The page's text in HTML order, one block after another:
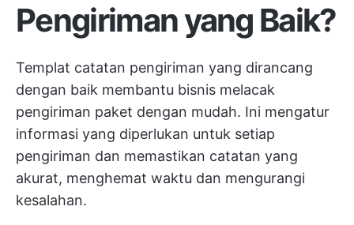
Pengiriman yang Baik?
Templat catatan pengiriman yang dirancang
dengan baik membantu bisnis melacak
pengiriman paket dengan mudah. Ini mengatur
informasi yang diperlukan untuk setiap
pengiriman dan memastikan catatan yang
akurat, menghemat waktu dan mengurangi
kesalahan.